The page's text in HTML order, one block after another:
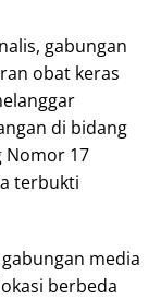
gabungan
obat keras
di bidang
Nomor 17
terbukti
media
berbeda